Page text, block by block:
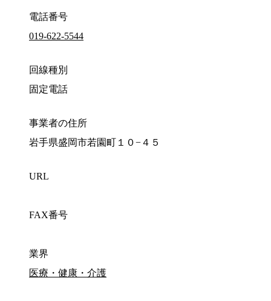
電話番号
019-622-5544
回線種別
固定電話
事業者の住所
岩手県盛岡市若園町１０−４５
URL
FAX番号
業界
医療・健康・介護